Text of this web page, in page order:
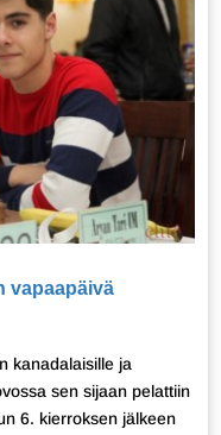
vapaapäivä
kanadalaisille ja
sen sijaan pelattiin
6. kierroksen jälkeen